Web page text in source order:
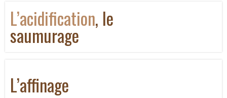
L’acidification, le
saumurage
L’affinage